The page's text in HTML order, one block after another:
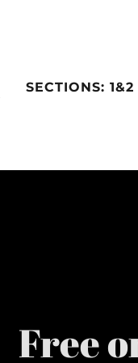
SECTIONS: 1&2
Free